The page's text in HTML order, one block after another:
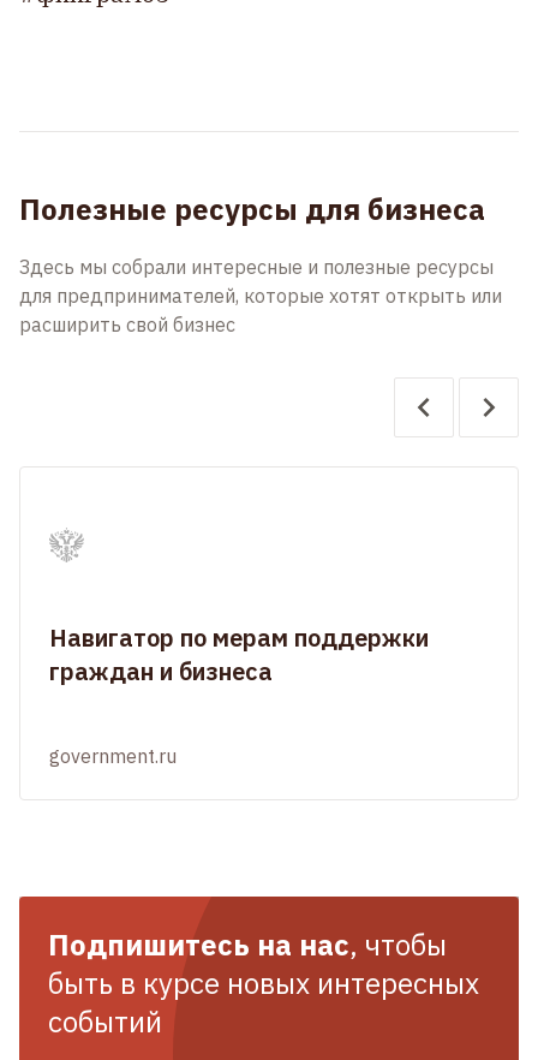
Полезные ресурсы для бизнеса
Здесь мы собрали интересные и полезные ресурсы
для предпринимателей, которые хотят открыть или
расширить свой бизнес
Навигатор по мерам поддержки
граждан и бизнеса
government.ru
Подпишитесь на нас, чтобы
быть в курсе новых интересных
событий